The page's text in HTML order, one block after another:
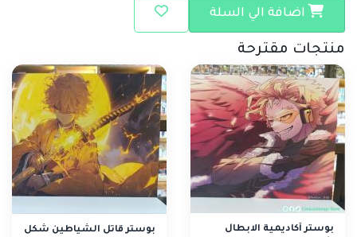
اضافة الي السلة
منتجات مقترحة
بوستر أكاديمية الابطال
بوستر قاتل الشياطين شكل